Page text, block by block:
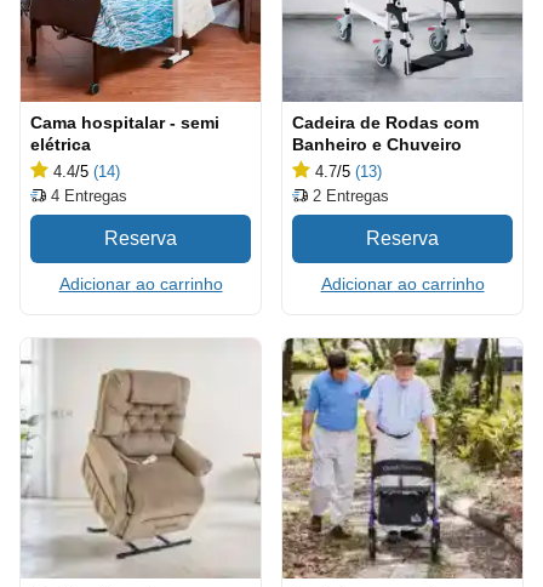
Cama hospitalar - semi
elétrica
4.4/5 (14)
4 Entregas
Adicionar ao carrinho
Cadeira de Rodas com
Banheiro e Chuveiro
4.7/5 (13)
2 Entregas
Adicionar ao carrinho